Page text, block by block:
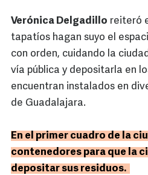
Verónica Delgadillo reiteró
tapatíos hagan suyo el
con orden, cuidando la
vía pública y depositarla en
encuentran instalados en
de Guadalajara.
En el primer cuadro de la
contenedores para que la
depositar sus residuos.